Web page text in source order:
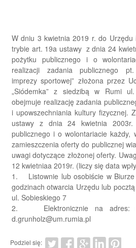
W dniu 3 kwietnia 2019 r. do Urzędu
trybie art. 19a ustawy z dnia 24
pożytku publicznego i o
realizacji zadania publicznego
imprezy sportowej” złożona przez
„Siódemka” z siedzibą w Rumi
obejmuje realizację zadania
i upowszechniania kultury fizycznej.
ustawy z dnia 24 kwietnia 2003r.
publicznego i o wolontariacie
zamieszczenia oferty do publicznej
uwagi dotyczące złożonej oferty.
12 kwietniaa 2019r. (liczy się data
1. Listownie lub osobiście w Biurze
godzinach otwarcia Urzędu lub
ul. Sobieskiego 7
2. Elektronicznie na adres:
d.grunholz@um.rumia.pl
Podziel się: